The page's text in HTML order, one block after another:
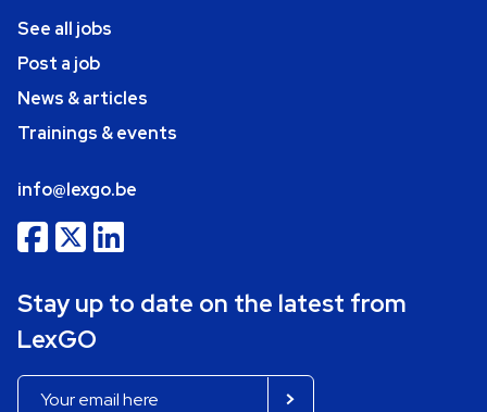
See all jobs
Post a job
News & articles
Trainings & events
info@lexgo.be
Stay up to date on the latest from
LexGO